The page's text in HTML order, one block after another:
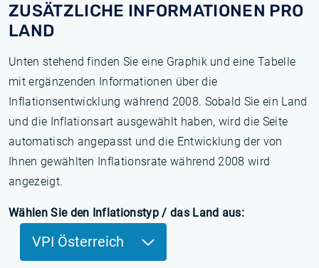
ZUSÄTZLICHE INFORMATIONEN PRO
LAND
Unten stehend finden Sie eine Graphik und eine Tabelle
mit ergänzenden Informationen über die
Inflationsentwicklung während 2008. Sobald Sie ein Land
und die Inflationsart ausgewählt haben, wird die Seite
automatisch angepasst und die Entwicklung der von
Ihnen gewählten Inflationsrate während 2008 wird
angezeigt.
Wählen Sie den Inflationstyp / das Land aus:
VPI Österreich